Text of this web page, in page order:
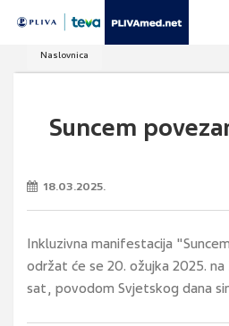
Naslovnica
Suncem
18.03.2025.
Inkluzivna manifestacija
održat će se 20. ožujka 2025. na
sat, povodom Svjetskog dana